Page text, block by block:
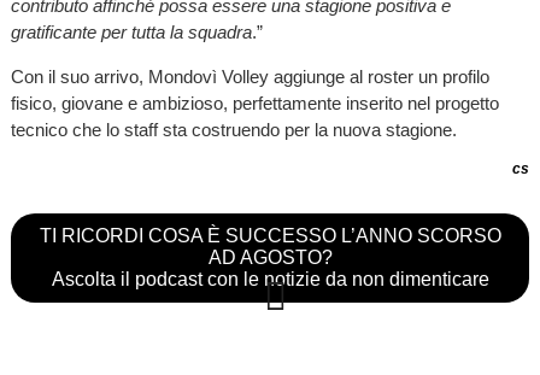
contributo affinché possa essere una stagione positiva e
gratificante per tutta la squadra.”
Con il suo arrivo, Mondovì Volley aggiunge al roster un profilo
fisico, giovane e ambizioso, perfettamente inserito nel progetto
tecnico che lo staff sta costruendo per la nuova stagione.
cs
TI RICORDI COSA È SUCCESSO L’ANNO SCORSO
AD AGOSTO?
Ascolta il podcast con le notizie da non dimenticare